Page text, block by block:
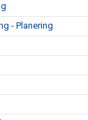
- Planering